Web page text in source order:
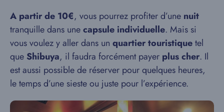
A partir de 10€, vous pourrez profiter d’une nuit
tranquille dans unecapsule individuelle. Mais si
vous voulez y aller dans un quartier touristiquetel
que Shibuya, il faudra forcément payer plus cher. Il
est aussi possible de réserver pour quelques heures,
le temps d’une sieste ou juste pour l’expérience.